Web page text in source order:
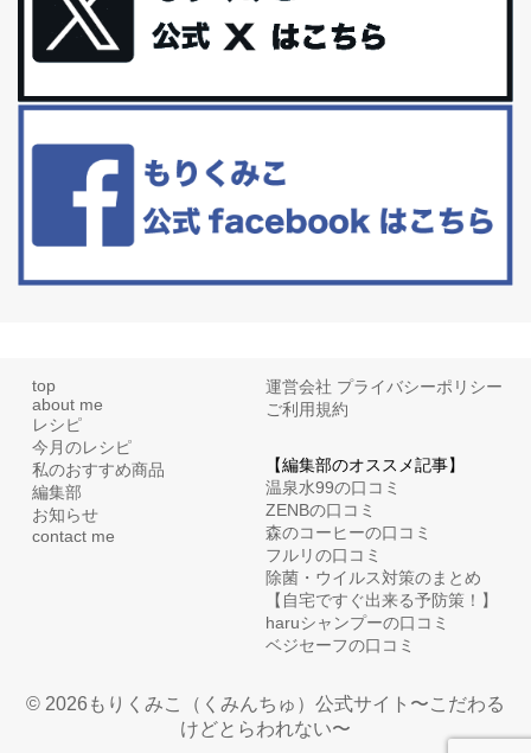
更年期を穏やかに乗りきるために今できる５つのこと。
アラフィフからの体と心の整え方。 私も気づけばアラフィフ、これ
といった更年期症状はまだ...
白髪・美容・免疫力、現代人に足りないのは海藻！
リーブオイルorごま油をたらす。&n...
top
about me
レシピ
今月のレシピ
私のおすすめ商品
編集部
お知らせ
contact me
運営会社 プライバシーポリシー
ご利用規約
【編集部のオススメ記事】
温泉水99の口コミ
ZENBの口コミ
森のコーヒーの口コミ
フルリの口コミ
除菌・ウイルス対策のまとめ
【自宅ですぐ出来る予防策！】
haruシャンプーの口コミ
ベジセーフの口コミ
© 2026もりくみこ（くみんちゅ）公式サイト〜こだわる
けどとらわれない〜